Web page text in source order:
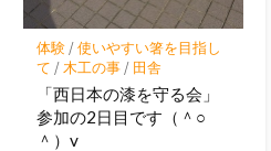
体験/使いやすい箸を目指し
て /木工の事/ 田舎
「西日本の漆を守る会」
参加の2日目です（＾○
＾）v